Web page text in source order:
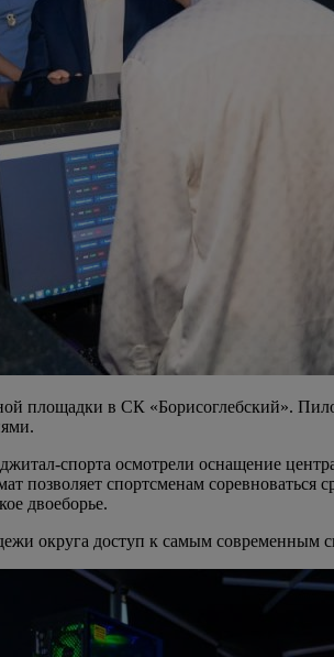
площадки в СК «Борисоглебский».
спорта осмотрели оснащение
позволяет спортсменам соревноваться
двоеборье.
округа доступ к самым современным